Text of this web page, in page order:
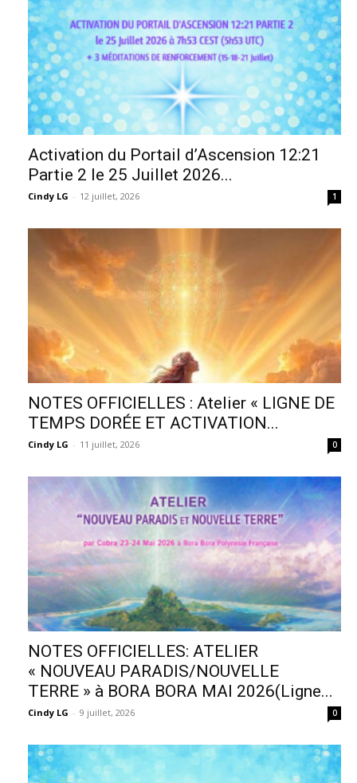
Activation du Portail d’Ascension 12:21
Partie 2 le 25 Juillet 2026...
Cindy LG - 12 juillet, 2026 1
NOTES OFFICIELLES : Atelier « LIGNE DE
TEMPS DORÉE ET ACTIVATION...
Cindy LG - 11 juillet, 2026 0
NOTES OFFICIELLES: ATELIER
« NOUVEAU PARADIS/NOUVELLE
TERRE » à BORA BORA MAI 2026(Ligne...
Cindy LG - 9 juillet, 2026 0